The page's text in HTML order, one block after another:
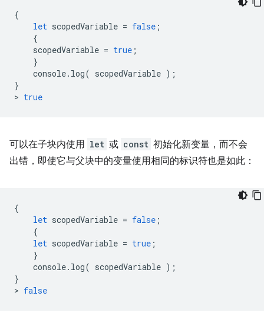
{
let scopedVariable = false ;
{
scopedVariable = true ;
}
console. log( scopedVariable );
}
> true
可以在子块内使用 let 或 const 初始化新变量，而不会
出错，即使它与父块中的变量使用相同的标识符也是如此：
{
let scopedVariable = false ;
{
let scopedVariable = true ;
}
console. log( scopedVariable );
}
> false